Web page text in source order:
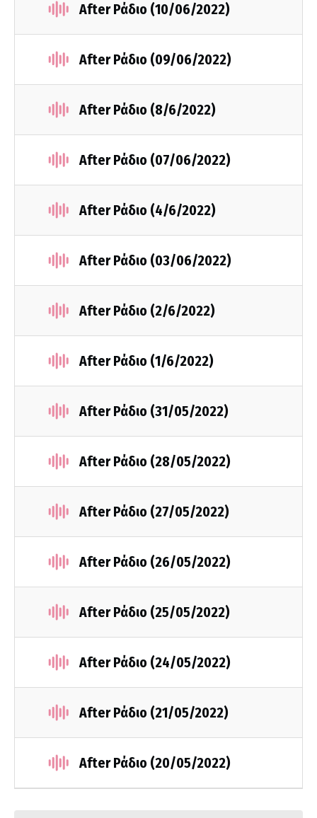
After Ράδιο (10/06/2022)
After Ράδιο (09/06/2022)
After Ράδιο (8/6/2022)
After Ράδιο (07/06/2022)
After Ράδιο (4/6/2022)
After Ράδιο (03/06/2022)
After Ράδιο (2/6/2022)
After Ράδιο (1/6/2022)
After Ράδιο (31/05/2022)
After Ράδιο (28/05/2022)
After Ράδιο (27/05/2022)
After Ράδιο (26/05/2022)
After Ράδιο (25/05/2022)
After Ράδιο (24/05/2022)
After Ράδιο (21/05/2022)
After Ράδιο (20/05/2022)